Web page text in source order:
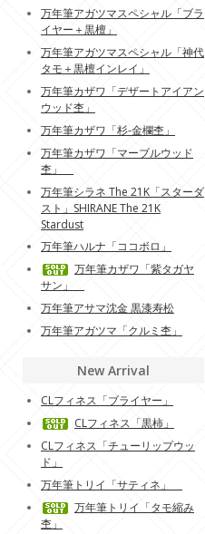
万年筆アガツマスペシャル「ブラ
イヤー＋黒檀」
万年筆アガツマスペシャル「神代
タモ＋黒檀インレイ」
万年筆カザワ「デザートアイアン
ウッド杢」
万年筆カザワ「杉-金欄杢」
万年筆カザワ「マーブルウッド
杢」
万年筆シラネ The 21K「スターダ
スト」SHIRANE The 21K
Stardust
万年筆ハルナ「ココボロ」
万年筆カザワ「紫タガヤ
サン」
万年筆アサマ沈金 黒漆寿松
万年筆アガツマ「クルミ杢」
New Arrival
CLフィネス「ブライヤー」
CLフィネス「黒柿」
CLフィネス「チューリップウッ
ド」
万年筆トリイ「サティネ」
万年筆トリイ「タモ縮み
杢」